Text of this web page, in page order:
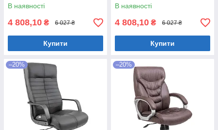
В наявності
4 808,10 ₴ 6 027 ₴
Купити
В наявності
4 808,10 ₴ 6 027 ₴
Купити
–20% –20%